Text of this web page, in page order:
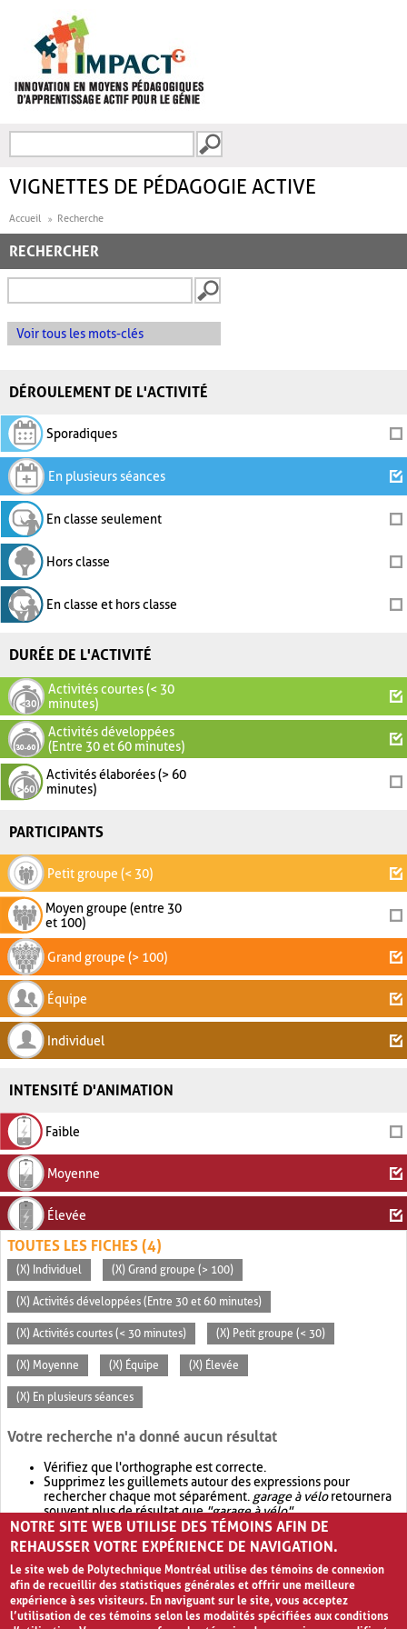
FORMULAIRE DE
VIGNETTES DE PÉDAGOGIE ACTIVE
Accueil Recherche
RECHERCHER
Voir tous les mots-clés
DÉROULEMENT DE L'ACTIVITÉ
Sporadiques
En plusieurs séances
En classe seulement
Hors classe
En classe et hors classe
DURÉE DE L'ACTIVITÉ
Activités courtes (< 30
minutes)
Activités développées
(Entre 30 et 60 minutes)
Activités élaborées (> 60
minutes)
PARTICIPANTS
Petit groupe (< 30)
Moyen groupe (entre 30
et 100)
Grand groupe (> 100)
Équipe
Individuel
INTENSITÉ D'ANIMATION
Faible
Moyenne
Élevée
TOUTES LES FICHES (4)
(X) Individuel (X) Grand groupe (> 100)
(X) Activités développées (Entre 30 et 60 minutes)
(X) Activités courtes (< 30 minutes) (X) Petit groupe (< 30)
(X) Moyenne (X) Équipe (X) Élevée
(X) En plusieurs séances
Votre recherche n'a donné aucun résultat
Vérifiez que l'orthographe est correcte.
Supprimez les guillemets autour des expressions pour
rechercher chaque mot séparément. garage à véloretournera
souvent plus de résultat que"garage à vélo".
Envisagez d'élargir votre recherche avec OR.garage OR vélo
retournera souvent plus de résultat quegarage à vélo
NOTRE SITE WEB UTILISE DES TÉMOINS AFIN DE
REHAUSSER VOTRE EXPÉRIENCE DE NAVIGATION.
Le site web de Polytechnique Montréal utilise des témoins de connexion
afin de recueillir des statistiques générales et offrir une meilleure
expérience à ses visiteurs. En naviguant sur le site, vous acceptez
l’utilisation de ces témoins selon les modalités spécifiées aux conditions